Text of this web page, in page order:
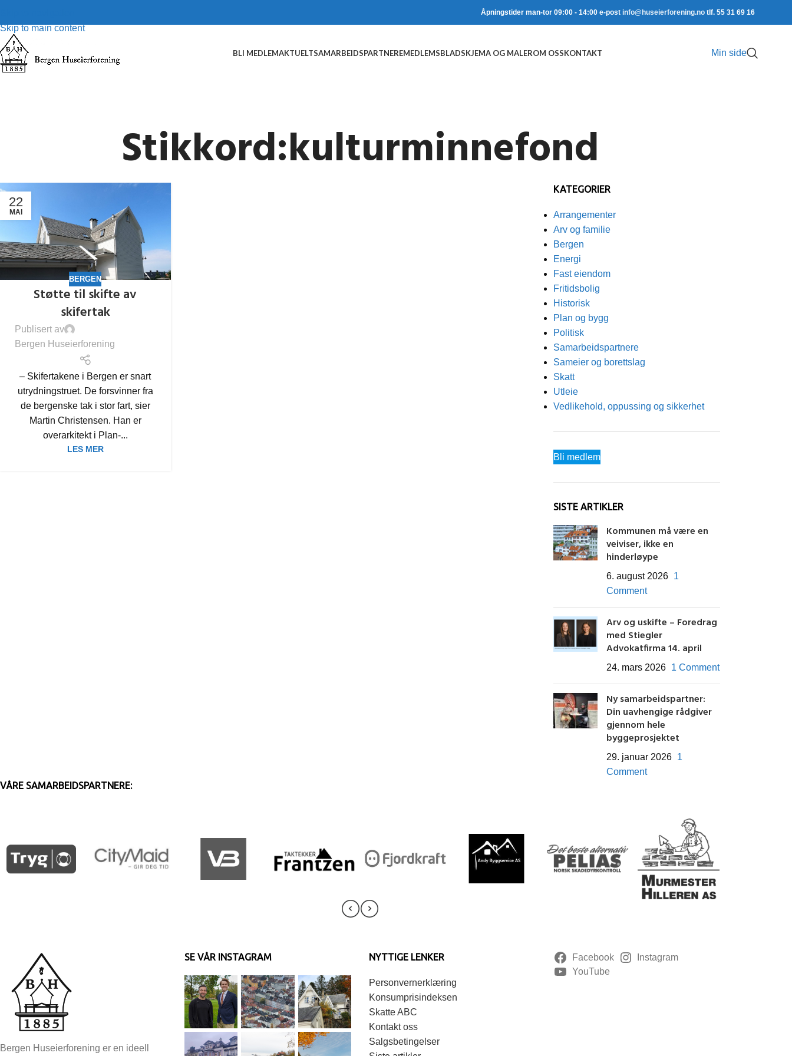
Skip to main content
Åpningstider man-tor 09:00 - 14:00 e-post info@huseierforening.notlf. 55 31 69 16
BLI MEDLEMAKTUELTSAMARBEIDSPARTNEREMEDLEMSBLADSKJEMA OG MALEROM OSSKONTAKT Min side
Stikkord:kulturminnefond
22
MAI
BERGEN
Støtte til skifte av
skifertak
Publisert av
Bergen Huseierforening
– Skifertakene i Bergen er snart
utrydningstruet. De forsvinner fra
de bergenske tak i stor fart, sier
Martin Christensen. Han er
overarkitekt i Plan-...
LES MER
KATEGORIER
Arrangementer
Arv og familie
Bergen
Energi
Fast eiendom
Fritidsbolig
Historisk
Plan og bygg
Politisk
Samarbeidspartnere
Sameier og borettslag
Skatt
Utleie
Vedlikehold, oppussing og sikkerhet
Bli medlem
SISTE ARTIKLER
Kommunen må være en
veiviser, ikke en
hinderløype
6. august 2026 1
Comment
Arv og uskifte – Foredrag
med Stiegler
Advokatfirma 14. april
24. mars 2026 1 Comment
Ny samarbeidspartner:
Din uavhengige rådgiver
gjennom hele
byggeprosjektet
29. januar 2026 1
Comment
VÅRE SAMARBEIDSPARTNERE:
Bergen Huseierforening er en ideell
SE VÅR INSTAGRAM NYTTIGE LENKER
Personvernerklæring
Konsumprisindeksen
Skatte ABC
Kontakt oss
Salgsbetingelser
Facebook
Instagram
YouTube